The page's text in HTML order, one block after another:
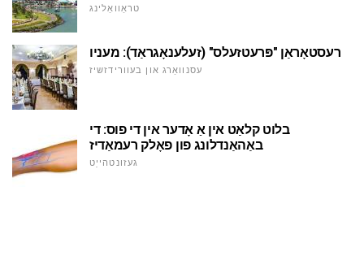
טראַוואַלינג
רעסטאָראַן "פּרעטזעלס" (זעלענאָגראַד): מעניו
עסנוואַרג און בעוורידזשיז
בלוט קלאַט אין אַ אָדער אין די פוס: די
באַהאַנדלונג פון פאָלק רעמאַדיז
געזונטהייַט